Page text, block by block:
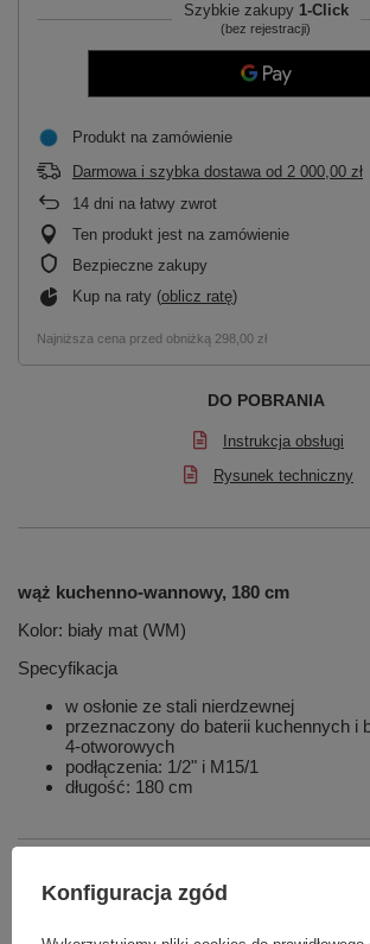
Szybkie zakupy 1-Click
(bez rejestracji)
Produkt na zamówienie
Darmowa i szybka dostawa od 2 000,00 zł
14 dni na łatwy zwrot
Ten produkt jest na zamówienie
Bezpieczne zakupy
Kup na raty (oblicz ratę)
Najniższa cena przed obniżką 298,00 zł
DO POBRANIA
Instrukcja obsługi
Rysunek techniczny
wąż kuchenno-wannowy, 180 cm
Kolor: biały mat (WM)
Specyfikacja
w osłonie ze stali nierdzewnej
przeznaczony do baterii kuchennych i
4-otworowych
podłączenia: 1/2" i M15/1
długość: 180 cm
Podmiot odpowiedzialny za ten
Konfiguracja zgód